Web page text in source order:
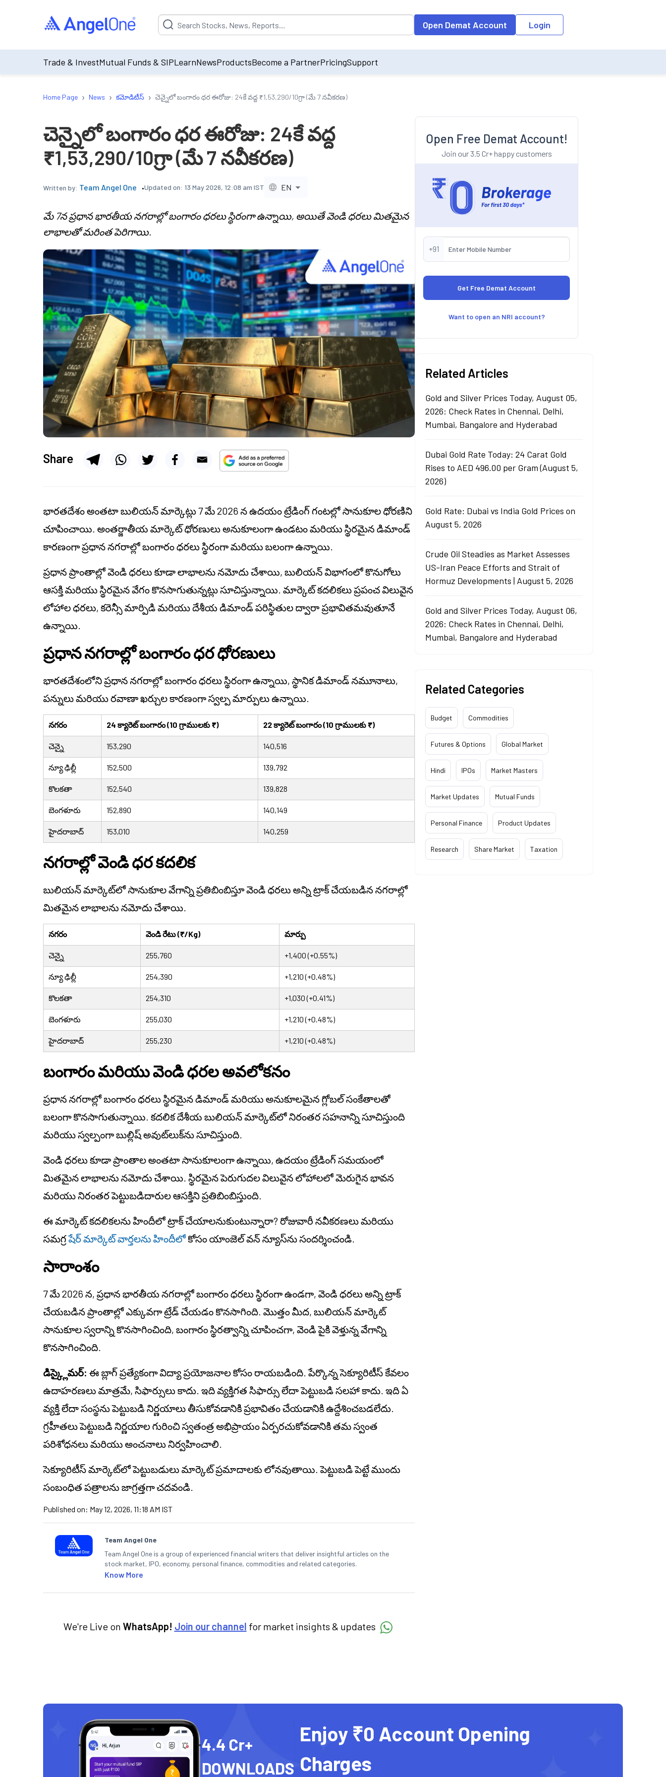
Suggestion will be populated by default on accessing the input field. On entering data into the input field, the suggestion list will be updated as per the
Open Demat Account Login
Trade & InvestMutual Funds & SIPLearnNewsProductsBecome a PartnerPricingSupport
Home Page › News › కమోడిటీస్ › చెన్నైలో బంగారం ధర ఈరోజు: 24కే వద్ద ₹1,53,290/10గ్రా (మే 7 నవీకరణ)
చెన్నైలో బంగారం ధర ఈరోజు: 24కే వద్ద
₹1,53,290/10గ్రా (మే 7 నవీకరణ)
Written by: Team Angel One Updated on: 13 May 2026, 12:08 am IST EN
మే 7న ప్రధాన భారతీయ నగరాల్లో బంగారం ధరలు స్థిరంగా ఉన్నాయి, అయితే వెండి ధరలు మితమైన
లాభాలతో మరింత పెరిగాయి.
Share
భారతదేశం అంతటా బులియన్ మార్కెట్లు 7 మే 2026 న ఉదయం ట్రేడింగ్ గంటల్లో సానుకూల ధోరణిని
చూపించాయి. అంతర్జాతీయ మార్కెట్ ధోరణులు అనుకూలంగా ఉండటం మరియు స్థిరమైన డిమాండ్
కారణంగా ప్రధాన నగరాల్లో బంగారం ధరలు స్థిరంగా మరియు బలంగా ఉన్నాయి.
ప్రధాన ప్రాంతాల్లో వెండి ధరలు కూడా లాభాలను నమోదు చేశాయి, బులియన్ విభాగంలో కొనుగోలు
ఆసక్తి మరియు స్థిరమైన వేగం కొనసాగుతున్నట్లు సూచిస్తున్నాయి. మార్కెట్ కదలికలు ప్రపంచ విలువైన
లోహాల ధరలు, కరెన్సీ మార్పిడి మరియు దేశీయ డిమాండ్ పరిస్థితుల ద్వారా ప్రభావితమవుతూనే
ఉన్నాయి.
ప్రధాన నగరాల్లో బంగారం ధర ధోరణులు
భారతదేశంలోని ప్రధాన నగరాల్లో బంగారం ధరలు స్థిరంగా ఉన్నాయి, స్థానిక డిమాండ్ నమూనాలు,
పన్నులు మరియు రవాణా ఖర్చుల కారణంగా స్వల్ప మార్పులు ఉన్నాయి.
నగరం 24 క్యారెట్ బంగారం (10 గ్రాములకు ₹) 22 క్యారెట్ బంగారం (10 గ్రాములకు ₹)
చెన్నై 153,290 140,516
న్యూ ఢిల్లీ 152,500 139,792
కొలకతా 152,540 139,828
బెంగళూరు 152,890 140,149
హైదరాబాద్ 153,010 140,259
నగరాల్లో వెండి ధర కదలిక
బులియన్ మార్కెట్‌లో సానుకూల వేగాన్ని ప్రతిబింబిస్తూ వెండి ధరలు అన్ని ట్రాక్ చేయబడిన నగరాల్లో
మితమైన లాభాలను నమోదు చేశాయి.
నగరం వెండి రేటు (₹/Kg) మార్పు
చెన్నై 255,760 +1,400 (+0.55%)
న్యూ ఢిల్లీ 254,390 +1,210 (+0.48%)
కొలకతా 254,310 +1,030 (+0.41%)
బెంగళూరు 255,030 +1,210 (+0.48%)
హైదరాబాద్ 255,230 +1,210 (+0.48%)
బంగారం మరియు వెండి ధరల అవలోకనం
ప్రధాన నగరాల్లో బంగారం ధరలు స్థిరమైన డిమాండ్ మరియు అనుకూలమైన గ్లోబల్ సంకేతాలతో
బలంగా కొనసాగుతున్నాయి. కదలిక దేశీయ బులియన్ మార్కెట్‌లో నిరంతర సహనాన్ని సూచిస్తుంది
మరియు స్వల్పంగా బుల్లిష్ అవుట్‌లుక్‌ను సూచిస్తుంది.
వెండి ధరలు కూడా ప్రాంతాల అంతటా సానుకూలంగా ఉన్నాయి, ఉదయం ట్రేడింగ్ సమయంలో
మితమైన లాభాలను నమోదు చేశాయి. స్థిరమైన పెరుగుదల విలువైన లోహాలలో మెరుగైన భావన
మరియు నిరంతర పెట్టుబడిదారుల ఆసక్తిని ప్రతిబింబిస్తుంది.
ఈ మార్కెట్ కదలికలను హిందీలో ట్రాక్ చేయాలనుకుంటున్నారా? రోజువారీ నవీకరణలు మరియు
సమగ్రషేర్ మార్కెట్ వార్తలను హిందీలోకోసం యాంజెల్ వన్ న్యూస్‌ను సందర్శించండి.
సారాంశం
7 మే 2026 న, ప్రధాన భారతీయ నగరాల్లో బంగారం ధరలు స్థిరంగా ఉండగా, వెండి ధరలు అన్ని ట్రాక్
చేయబడిన ప్రాంతాల్లో ఎక్కువగా ట్రేడ్ చేయడం కొనసాగింది. మొత్తం మీద, బులియన్ మార్కెట్
సానుకూల స్వరాన్ని కొనసాగించింది, బంగారం స్థిరత్వాన్ని చూపించగా, వెండి పైకి వెళ్తున్న వేగాన్ని
కొనసాగించింది.
డిస్క్లైమర్: ఈ బ్లాగ్ ప్రత్యేకంగా విద్యా ప్రయోజనాల కోసం రాయబడింది. పేర్కొన్న సెక్యూరిటీస్ కేవలం
ఉదాహరణలు మాత్రమే, సిఫార్సులు కాదు. ఇది వ్యక్తిగత సిఫార్సు లేదా పెట్టుబడి సలహా కాదు. ఇది ఏ
వ్యక్తి లేదా సంస్థను పెట్టుబడి నిర్ణయాలు తీసుకోవడానికి ప్రభావితం చేయడానికి ఉద్దేశించబడలేదు.
గ్రహీతలు పెట్టుబడి నిర్ణయాల గురించి స్వతంత్ర అభిప్రాయం ఏర్పరచుకోవడానికి తమ స్వంత
పరిశోధనలు మరియు అంచనాలు నిర్వహించాలి.
సెక్యూరిటీస్ మార్కెట్‌లో పెట్టుబడులు మార్కెట్ ప్రమాదాలకు లోనవుతాయి. పెట్టుబడి పెట్టే ముందు
సంబంధిత పత్రాలను జాగ్రత్తగా చదవండి.
Published on: May 12, 2026, 11:18 AM IST
Team Angel One
Team Angel One is a group of experienced financial writers that deliver insightful articles on the
stock market, IPO, economy, personal finance, commodities and related categories.
Know More
We're Live on WhatsApp! Join our channel for market insights & updates
Open Free Demat Account!
Join our 3.5 Cr+ happy customers
+91
Want to open an NRI account?
Related Articles
Gold and Silver Prices Today, August 05,
2026: Check Rates in Chennai, Delhi,
Mumbai, Bangalore and Hyderabad
Dubai Gold Rate Today: 24 Carat Gold
Rises to AED 496.00 per Gram (August 5,
2026)
Gold Rate: Dubai vs India Gold Prices on
August 5, 2026
Crude Oil Steadies as Market Assesses
US-Iran Peace Efforts and Strait of
Hormuz Developments | August 5, 2026
Gold and Silver Prices Today, August 06,
2026: Check Rates in Chennai, Delhi,
Mumbai, Bangalore and Hyderabad
Related Categories
Budget Commodities
Futures & Options Global Market
Hindi IPOs Market Masters
Market Updates Mutual Funds
Personal Finance Product Updates
Research Share Market Taxation
4.4 Cr+
DOWNLOADS
Enjoy ₹0 Account Opening
Charges